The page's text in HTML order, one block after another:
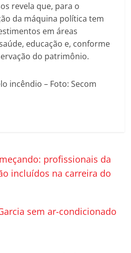
revela que, para o
da máquina política tem
em áreas
educação e, conforme
do patrimônio.
incêndio – Foto: Secom
profissionais da
incluídos na carreira do
sem ar-condicionado